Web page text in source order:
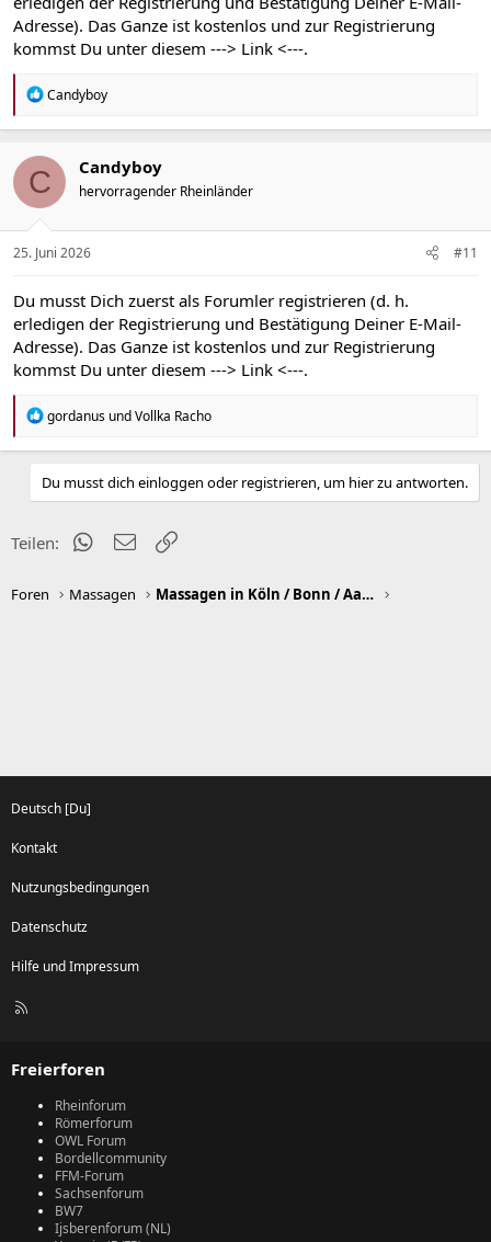
Adresse). Das Ganze ist kostenlos und zur Registrierung
kommst Du unter diesem ---> Link <---.
R
a
t
i
o
e
n
Candyboy
C Candyboy
hervorragender Rheinländer
25. Juni 2026 #11
Du musst Dich zuerst als Forumler registrieren (d. h.
erledigen der Registrierung und Bestätigung Deiner E-Mail-
Adresse). Das Ganze ist kostenlos und zur Registrierung
kommst Du unter diesem ---> Link <---.
R
a
t
i
n
e
:
gordanus undVollka Racho
Du musst dich einloggen oder registrieren, um hier zu antworten.
Teilen: WhatsApp
E-Mail
Foren Massagen Massagen in Köln / Bonn / Aachen
Deutsch [Du]
Kontakt
Nutzungsbedingungen
Datenschutz
Hilfe und Impressum
R
Freierforen
Rheinforum
Römerforum
OWL Forum
Bordellcommunity
FFM-Forum
Sachsenforum
BW7
Ijsberenforum (NL)